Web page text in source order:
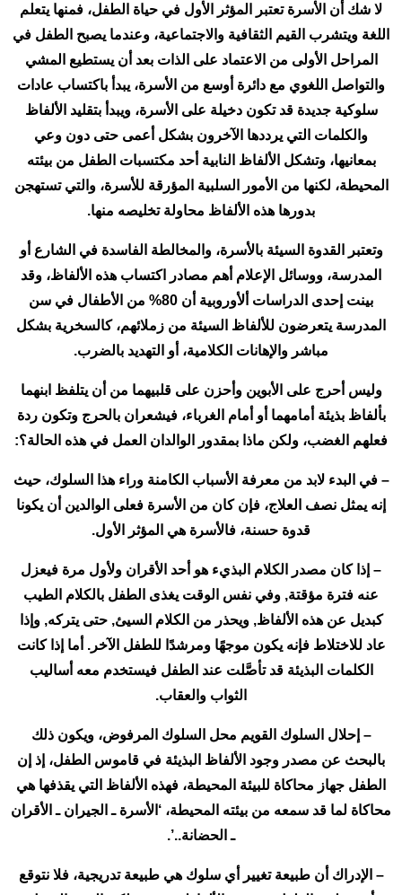
لا شك أن الأسرة تعتبر المؤثر الأول في حياة الطفل، فمنها يتعلم
اللغة ويتشرب القيم الثقافية والاجتماعية، وعندما يصبح الطفل في
المراحل الأولى من الاعتماد على الذات بعد أن يستطيع المشي
والتواصل اللغوي مع دائرة أوسع من الأسرة، يبدأ باكتساب عادات
سلوكية جديدة قد تكون دخيلة على الأسرة، ويبدأ بتقليد الألفاظ
والكلمات التي يرددها الآخرون بشكل أعمى حتى دون وعي
بمعانيها، وتشكل الألفاظ النابية أحد مكتسبات الطفل من بيئته
المحيطة، لكنها من الأمور السلبية المؤرقة للأسرة، والتي تستهجن
بدورها هذه الألفاظ محاولة تخليصه منها.
وتعتبر القدوة السيئة بالأسرة، والمخالطة الفاسدة في الشارع أو
المدرسة، ووسائل الإعلام أهم مصادر اكتساب هذه الألفاظ، وقد
بينت إحدى الدراسات ألأوروبية أن 80% من الأطفال في سن
المدرسة يتعرضون للألفاظ السيئة من زملائهم، كالسخرية بشكل
مباشر والإهانات الكلامية، أو التهديد بالضرب.
وليس أحرج على الأبوين وأحزن على قلبيهما من أن يتلفظ ابنهما
بألفاظ بذيئة أمامهما أو أمام الغرباء، فيشعران بالحرج وتكون ردة
فعلهم الغضب، ولكن ماذا بمقدور الوالدان العمل في هذه الحالة؟:
– في البدء لابد من معرفة الأسباب الكامنة وراء هذا السلوك، حيث
إنه يمثل نصف العلاج، فإن كان من الأسرة فعلى الوالدين أن يكونا
قدوة حسنة، فالأسرة هي المؤثر الأول.
– إذا كان مصدر الكلام البذيء هو أحد الأقران ولأول مرة فيعزل
عنه فترة مؤقتة, وفي نفس الوقت يغذى الطفل بالكلام الطيب
كبديل عن هذه الألفاظ, ويحذر من الكلام السيئ, حتى يتركه, وإذا
عاد للاختلاط فإنه يكون موجهًا ومرشدًا للطفل الآخر. أما إذا كانت
الكلمات البذيئة قد تأصَّلت عند الطفل فيستخدم معه أساليب
الثواب والعقاب.
– إحلال السلوك القويم محل السلوك المرفوض، ويكون ذلك
بالبحث عن مصدر وجود الألفاظ البذيئة في قاموس الطفل، إذ إن
الطفل جهاز محاكاة للبيئة المحيطة، فهذه الألفاظ التي يقذفها هي
محاكاة لما قد سمعه من بيئته المحيطة، ‘الأسرة ـ الجيران ـ الأقران
ـ الحضانة..’.
– الإدراك أن طبيعة تغيير أي سلوك هي طبيعة تدريجية، فلا نتوقع